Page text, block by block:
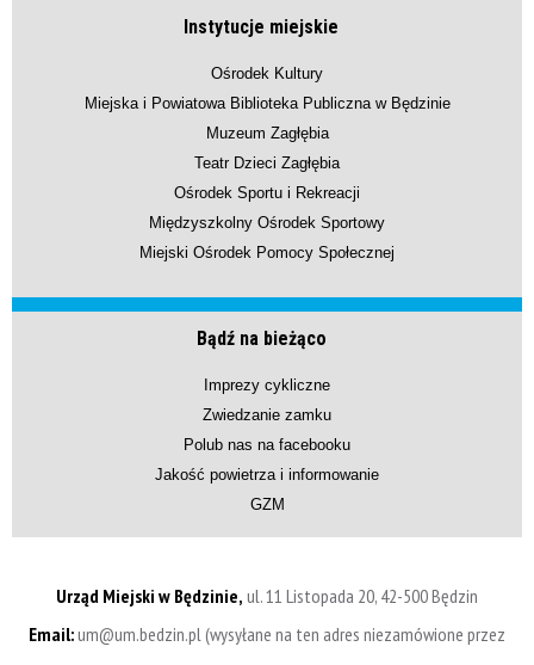
Instytucje miejskie
Ośrodek Kultury
Miejska i Powiatowa Biblioteka Publiczna w Będzinie
Muzeum Zagłębia
Teatr Dzieci Zagłębia
Ośrodek Sportu i Rekreacji
Międzyszkolny Ośrodek Sportowy
Miejski Ośrodek Pomocy Społecznej
Bądź na bieżąco
Imprezy cykliczne
Zwiedzanie zamku
Polub nas na facebooku
Jakość powietrza i informowanie
GZM
Urząd Miejski w Będzinie, ul. 11 Listopada 20, 42-500 Będzin
Email:um@um.bedzin.pl (wysyłane na ten adres niezamówione przez